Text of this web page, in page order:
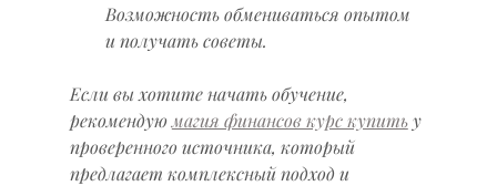
Возможность обмениваться опытом
и получать советы.
Если вы хотите начать обучение,
рекомендую магия финансов курс купить у
проверенного источника, который
предлагает комплексный подход и